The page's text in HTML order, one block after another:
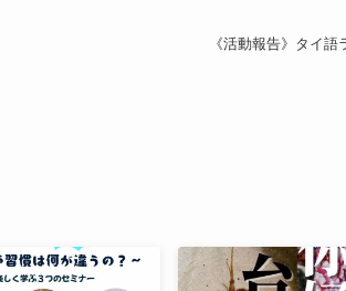
《活動報告》タイ語